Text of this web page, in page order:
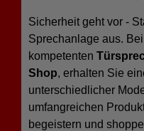
Sicherheit geht vor -
Sprechanlage aus.
kompetenten
Shop, erhalten Sie
unterschiedlicher
umfangreichen
begeistern und